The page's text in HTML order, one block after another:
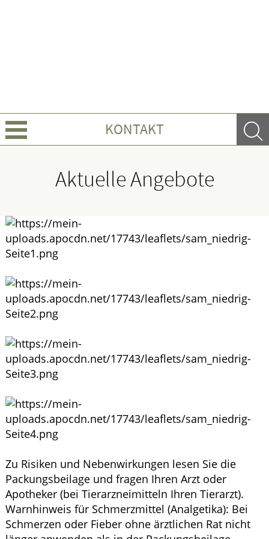
KONTAKT
Ratgeber
Krankheiten & Therapie
ELTERN UND KIND
GESUND IM ALTER
Aktuelle Angebote
Zu Risiken und Nebenwirkungen lesen Sie die
Packungsbeilage und fragen Ihren Arzt oder
Apotheker (bei Tierarzneimitteln Ihren Tierarzt).
Warnhinweis für Schmerzmittel (Analgetika): Bei
Schmerzen oder Fieber ohne ärztlichen Rat nicht